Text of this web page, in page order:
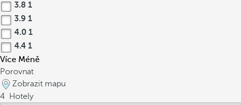
3.8 1
3.9 1
4.0 1
4.4 1
Více Méně
Porovnat
Zobrazit mapu
4
Hotely